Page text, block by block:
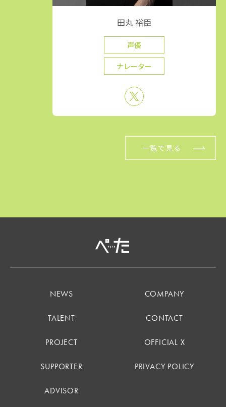
田丸 裕臣
声優
ナレーター
一覧で見る
NEWS
TALENT
PROJECT
SUPPORTER
ADVISOR
COMPANY
CONTACT
OFFICIAL X
PRIVACY POLICY